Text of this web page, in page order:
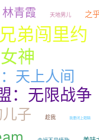
林青霞 天地男儿 之
弟闯里约
神
天上人间
：无限战争
子 趁我 我要闭上眼睛